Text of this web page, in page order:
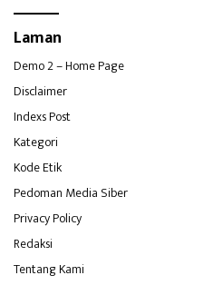
Laman
Demo 2 – Home Page
Disclaimer
Indexs Post
Kategori
Kode Etik
Pedoman Media Siber
Privacy Policy
Redaksi
Tentang Kami